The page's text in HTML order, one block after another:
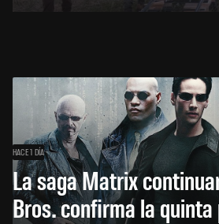
HACE 1 DÍA
La saga Matrix
Bros. confirma la